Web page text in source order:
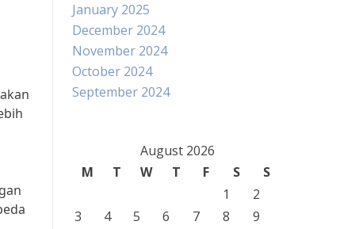
January 2025
December 2024
November 2024
October 2024
September 2024
August 2026
M
T W T F S
S
1
2
3
4 5 6 7 8
9